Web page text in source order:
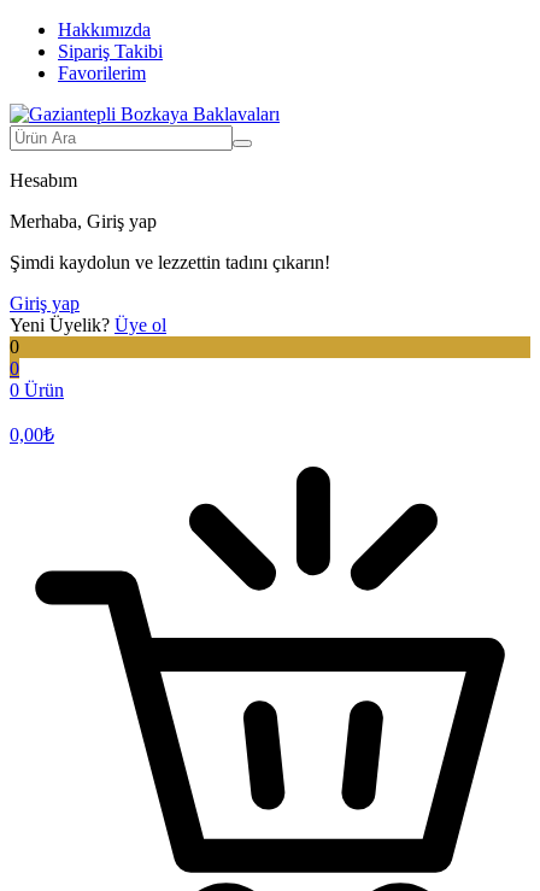
Hakkımızda
Sipariş Takibi
Favorilerim
Hesabım
Merhaba, Giriş yap
Şimdi kaydolun ve lezzettin tadını çıkarın!
Giriş yap
Yeni Üyelik? Üye ol
0
0
0 Ürün
0,00₺